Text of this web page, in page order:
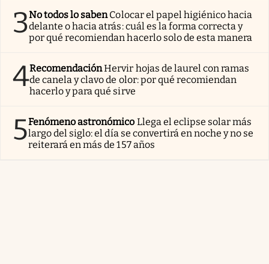
3No todos lo sabenColocar el papel higiénico hacia
delante o hacia atrás: cuál es la forma correcta y
por qué recomiendan hacerlo solo de esta manera
4RecomendaciónHervir hojas de laurel con ramas
de canela y clavo de olor: por qué recomiendan
hacerlo y para qué sirve
5Fenómeno astronómico Llega el eclipse solar más
largo del siglo: el día se convertirá en noche y no se
reiterará en más de 157 años